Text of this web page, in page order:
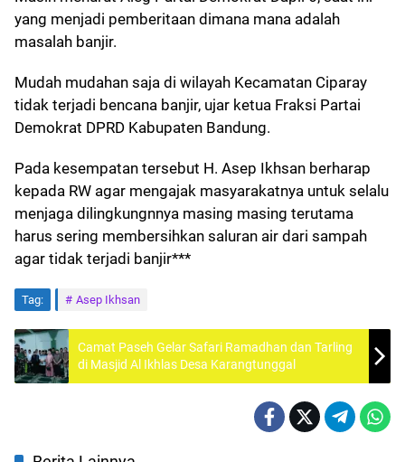
yang menjadi pemberitaan dimana mana adalah
masalah banjir.
Mudah mudahan saja di wilayah Kecamatan Ciparay
tidak terjadi bencana banjir, ujar ketua Fraksi Partai
Demokrat DPRD Kabupaten Bandung.
Pada kesempatan tersebut H. Asep Ikhsan berharap
kepada RW agar mengajak masyarakatnya untuk selalu
menjaga dilingkungnnya masing masing terutama
harus sering membersihkan saluran air dari sampah
agar tidak terjadi banjir***
Tag: Asep Ikhsan
Camat Paseh Gelar Safari Ramadhan dan Tarling
di Masjid Al Ikhlas Desa Karangtunggal